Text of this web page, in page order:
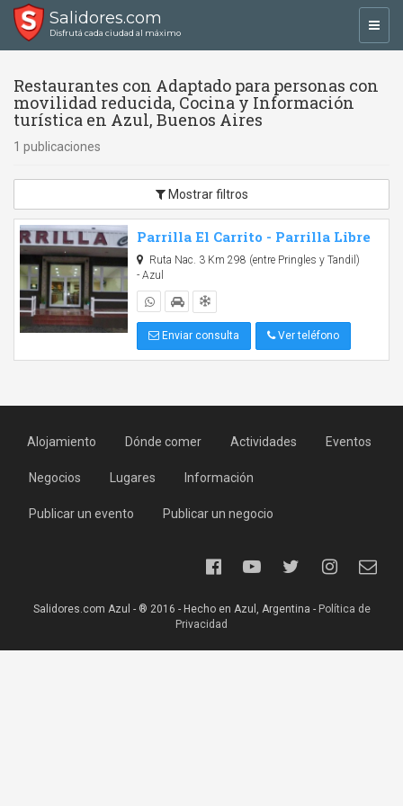
Salidores.com
Disfrutá cada ciudad al máximo
Restaurantes con Adaptado para personas con
movilidad reducida, Cocina y Información
turística en Azul, Buenos Aires
1 publicaciones
Mostrar filtros
Parrilla El Carrito - Parrilla Libre
Ruta Nac. 3 Km 298 (entre Pringles y Tandil)
- Azul
Enviar consulta Ver teléfono
Alojamiento Dónde comer Actividades Eventos
Negocios Lugares Información
Publicar un evento Publicar un negocio
Salidores.com Azul - ® 2016 - Hecho en Azul, Argentina - Política de
Privacidad